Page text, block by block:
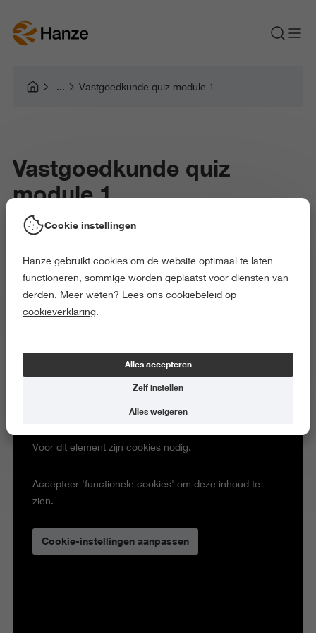
Vastgoedkunde quiz module 1
Vastgoedkunde quiz
module 1
Voor dit element zijn cookies nodig.
Accepteer 'functionele cookies' om deze inhoud te
zien.
Cookie-instellingen aanpassen
Cookie instellingen
Hanze gebruikt cookies om de website optimaal te laten
functioneren, sommige worden geplaatst voor diensten van
derden. Meer weten? Lees ons cookiebeleid op
cookieverklaring.
Alles accepteren
Zelf instellen
Alles weigeren